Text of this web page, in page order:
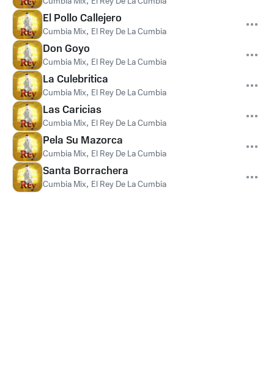
El Pollo Callejero
Cumbia Mix, El Rey De La Cumbia
Don Goyo
Cumbia Mix, El Rey De La Cumbia
La Culebritica
Cumbia Mix, El Rey De La Cumbia
Las Caricias
Cumbia Mix, El Rey De La Cumbia
Pela Su Mazorca
Cumbia Mix, El Rey De La Cumbia
Santa Borrachera
Cumbia Mix, El Rey De La Cumbia